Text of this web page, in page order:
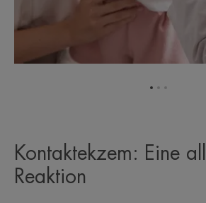
Kontaktekzem: Eine
Reaktion